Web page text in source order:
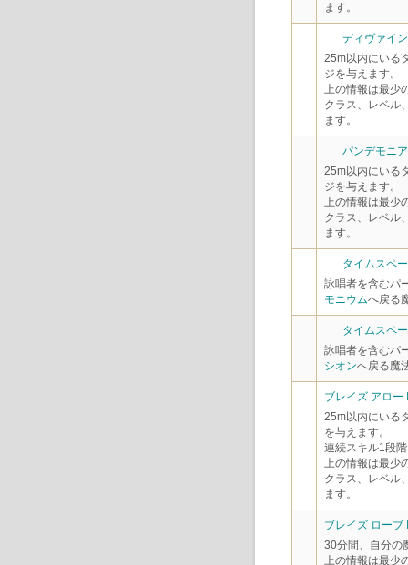
ます。
ディヴァイ
25m以内にいる
ジを与えます。
上の情報は最少
クラス、レベル
ます。
パンデモニ
25m以内にいる
ジを与えます。
上の情報は最少
クラス、レベル
ます。
タイムスペ
詠唱者を含むパ
モニウムへ戻る
タイムスペ
詠唱者を含むパ
シオンへ戻る魔
ブレイズ アロー
25m以内にいる
を与えます。
連続スキル1段階
上の情報は最少
クラス、レベル
ます。
ブレイズ ローブ I
30分間、自分の
上の情報は最少